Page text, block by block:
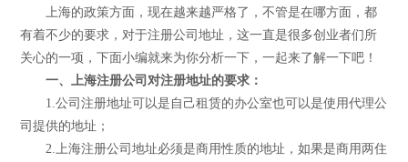
上海的政策方面，现在越来越严格了，不管是在哪方面，都
有着不少的要求，对于注册公司地址，这一直是很多创业者们所
关心的一项，下面小编就来为你分析一下，一起来了解一下吧！
一、上海注册公司对注册地址的要求：
1.公司注册地址可以是自己租赁的办公室也可以是使用代理公
司提供的地址；
2.上海注册公司地址必须是商用性质的地址，如果是商用两住